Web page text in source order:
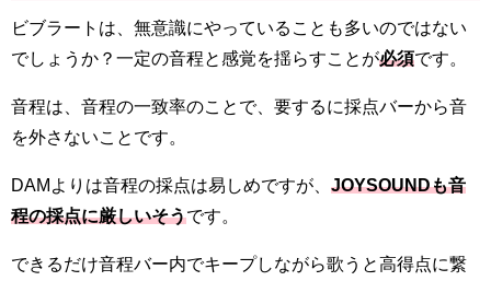
ビブラートは、無意識にやっていることも多いのではない
でしょうか？一定の音程と感覚を揺らすことが必須です。
音程は、音程の一致率のことで、要するに採点バーから音
を外さないことです。
DAMよりは音程の採点は易しめですが、 JOYSOUNDも音
程の採点に厳しいそうです。
できるだけ音程バー内でキープしながら歌うと高得点に繋